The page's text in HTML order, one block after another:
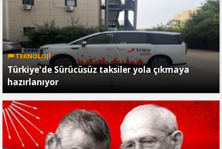
TEKNOLOJİ
Türkiye'de Sürücüsüz taksiler yola çıkmaya
hazırlanıyor